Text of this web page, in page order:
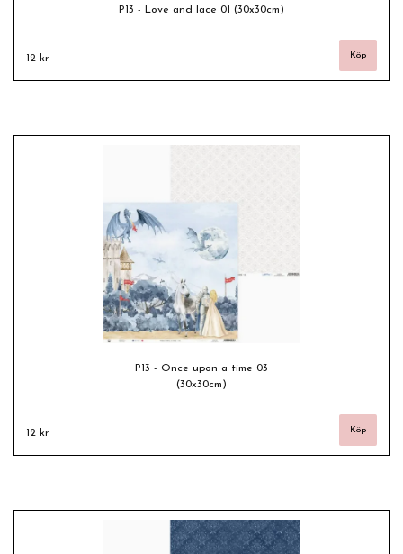
P13 - Love and lace 01 (30x30cm)
12 kr
P13 - Once upon a time 03
(30x30cm)
12 kr